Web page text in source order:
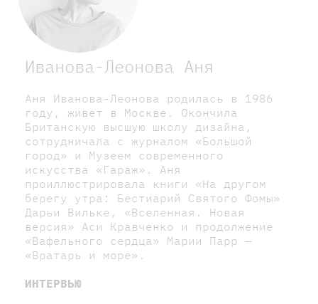
Иванова-Леонова Аня
Аня Иванова-Леонова родилась в 1986
году, живет в Москве. Окончила
Британскую высшую школу дизайна,
сотрудничала с журналом «Большой
город» и Музеем современного
искусства «Гараж». Аня
проиллюстрировала книги «На другом
берегу утра: Бестиарий Святого Фомы»
Дарьи Вильке, «Вселенная. Новая
версия» Аси Кравченко и продолжение
«Вафельного сердца» Марии Парр —
«Вратарь и море».
ИНТЕРВЬЮ